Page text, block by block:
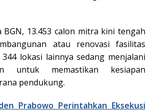
BGN, 13.453 calon mitra kini tengah
atau renovasi fasilitas
344 lokasi lainnya sedang menjalani
untuk memastikan kesiapan
pendukung.
Prabowo Perintahkan Eksekusi